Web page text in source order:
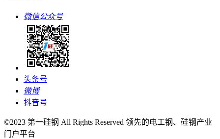
微信公众号
头条号
微博
抖音号
©2023 第一硅钢 All Rights Reserved 领先的电工钢、硅钢产业
门户平台